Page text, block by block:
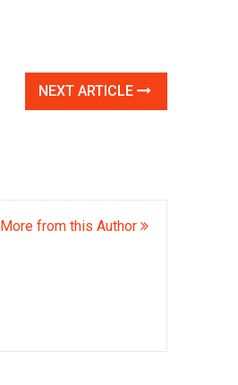
NEXT ARTICLE
More from this Author